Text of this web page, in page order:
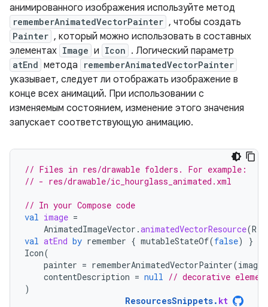
анимированного изображения используйте метод
rememberAnimatedVectorPainter , чтобы создать
Painter , который можно использовать в составных
элементах Image и Icon . Логический параметр
atEnd метода rememberAnimatedVectorPainter
указывает, следует ли отображать изображение в
конце всех анимаций. При использовании с
изменяемым состоянием, изменение этого значения
запускает соответствующую анимацию.
// Files in res/drawable folders. For example:
// - res/drawable/ic_hourglass_animated.xml
// In your Compose code
val image =
AnimatedImageVector .animatedVectorResource(R
val atEnd by remember { mutableStateOf(false)
}
Icon(
painter = rememberAnimatedVectorPainter(image
contentDescription = null // decorative
)
ResourcesSnippets. kt